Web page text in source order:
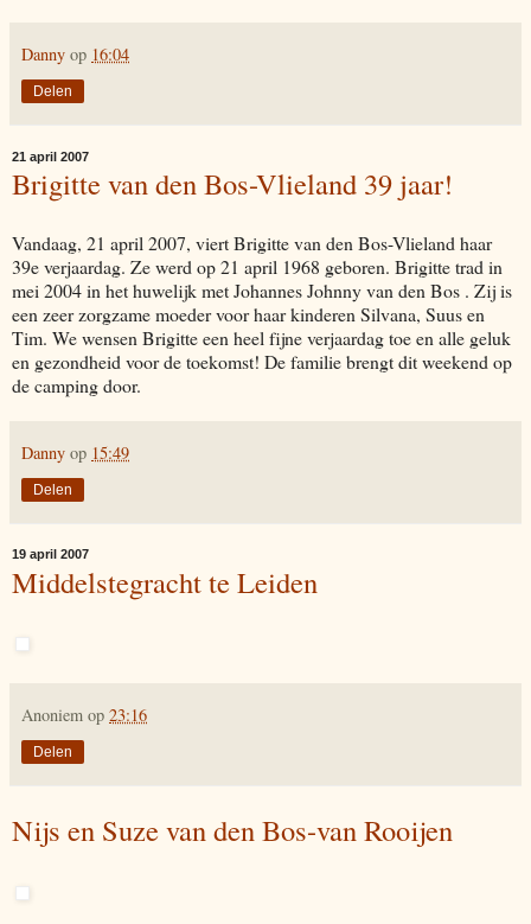
Danny op 16:04
Delen
21 april 2007
Brigitte van den Bos-Vlieland 39 jaar!
Vandaag, 21 april 2007, viert Brigitte van den Bos-Vlieland haar
39e verjaardag. Ze werd op 21 april 1968 geboren. Brigitte trad in
mei 2004 in het huwelijk met Johannes Johnny van den Bos . Zij is
een zeer zorgzame moeder voor haar kinderen Silvana, Suus en
Tim. We wensen Brigitte een heel fijne verjaardag toe en alle geluk
en gezondheid voor de toekomst! De familie brengt dit weekend op
de camping door.
Danny op 15:49
Delen
19 april 2007
Middelstegracht te Leiden
Anoniem op 23:16
Delen
Nijs en Suze van den Bos-van Rooijen